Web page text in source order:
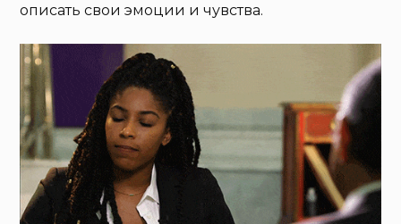
описать свои эмоции и чувства.